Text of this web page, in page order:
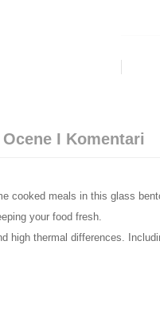
Ocene I Komentari
cooked meals in this glass
your food fresh.
high thermal differences.